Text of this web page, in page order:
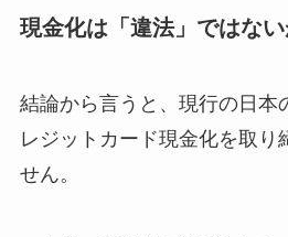
現金化は「違法」ではない
結論から言うと、現行の日本
レジットカード現金化を取り
せん。